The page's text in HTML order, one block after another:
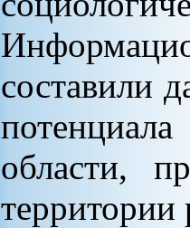
составили
области,
территории